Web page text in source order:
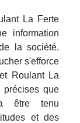
La Ferte
information
la société.
s'efforce
Roulant La
précises que
être tenu
et des